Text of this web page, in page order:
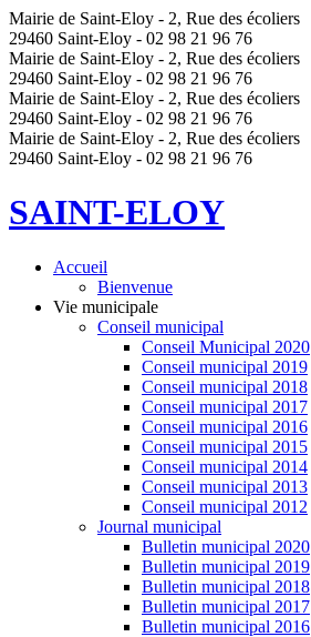
Mairie de Saint-Eloy - 2, Rue des écoliers
29460 Saint-Eloy - 02 98 21 96 76
Mairie de Saint-Eloy - 2, Rue des écoliers
29460 Saint-Eloy - 02 98 21 96 76
Mairie de Saint-Eloy - 2, Rue des écoliers
29460 Saint-Eloy - 02 98 21 96 76
Mairie de Saint-Eloy - 2, Rue des écoliers
29460 Saint-Eloy - 02 98 21 96 76
SAINT-ELOY
Accueil
Bienvenue
Vie municipale
Conseil municipal
Conseil Municipal 2020
Conseil municipal 2019
Conseil municipal 2018
Conseil municipal 2017
Conseil municipal 2016
Conseil municipal 2015
Conseil municipal 2014
Conseil municipal 2013
Conseil municipal 2012
Journal municipal
Bulletin municipal 2020
Bulletin municipal 2019
Bulletin municipal 2018
Bulletin municipal 2017
Bulletin municipal 2016